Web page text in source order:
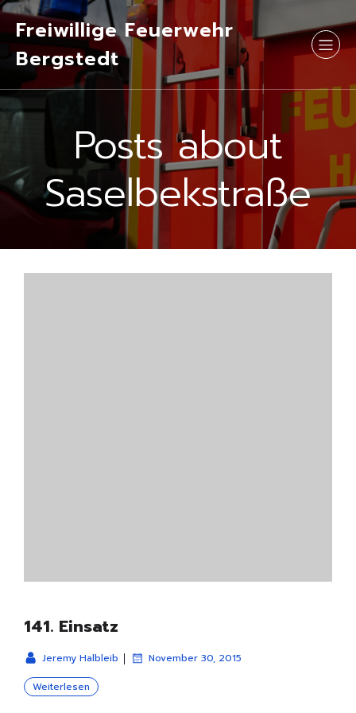
Freiwillige Feuerwehr
Bergstedt
Posts about
Saselbekstraße
141. Einsatz
Jeremy Halbleib | November 30, 2015
Weiterlesen